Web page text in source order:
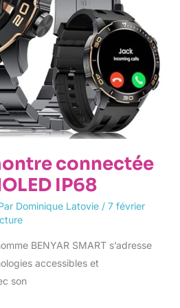
connectée
IP68
Dominique Latovie / 7 février
BENYAR SMART s’adresse
accessibles et
son